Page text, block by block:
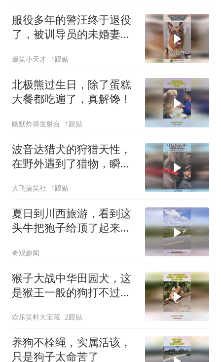
服役多年的警汪终于退役
了，被训导员的未婚妻领
爆笑小天才 1跟贴
北极熊过生日，除了蛋糕
大餐都吃遍了，真解馋！
幽默炸弹发射台 1跟贴
波音达猎犬的狩猎天性，
在野外遇到了猎物，瞬间
大飞搞笑社 1跟贴
夏日到川西旅游，看到这
头牛把狍子给顶了起来，
的实力
奇观趣闻
猴子大战中华田园犬，这
是猴王一般的狗打不过，
欢乐笑料大宝藏 2跟贴
养狗不栓绳，实属活该，
只是狗子太命苦了